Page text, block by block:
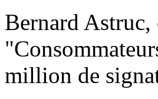
Bernard
million de